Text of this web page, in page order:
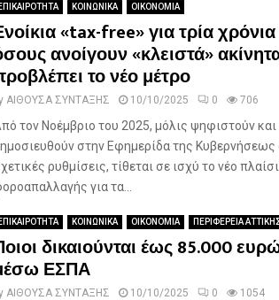
ΕΠΙΚΑΙΡΟΤΗΤΑ ΚΟΙΝΩΝΙΚΑ ΟΙΚΟΝΟΜΙΑ
«tax-free» για τρία
ανοίγουν «κλειστά»
το νέο μέτρο
ΑΙΘΟΥΣΑ ΣΥΝΤΑΞΗΣ 10/10/2025 0 706
τον Νοέμβριο του 2025, μόλις ψηφιστούν και
στην Εφημερίδα της Κυβερνήσεως
ρυθμίσεις, τίθεται σε ισχύ το νέο
για τα...
ΕΠΙΚΑΙΡΟΤΗΤΑ ΚΟΙΝΩΝΙΚΑ ΟΙΚΟΝΟΜΙΑ ΠΕΡΙΦΕΡΕΙΑ
δικαιούνται έως 85.000
ΕΣΠΑ
ΑΙΘΟΥΣΑ ΣΥΝΤΑΞΗΣ 10/10/2025 0 1054